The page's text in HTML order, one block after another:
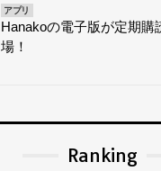
アプリ
Hanakoの電子版が定期購
場！
Ranking